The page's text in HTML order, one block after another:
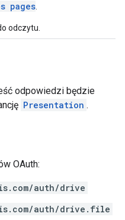
pages
odczytu.
odpowiedzi będzie
Presentation .
OAuth:
auth/drive
auth/drive.file